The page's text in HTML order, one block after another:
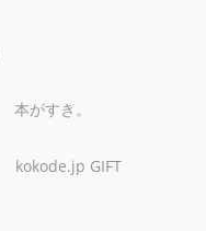
本がすき。
kokode.jp GIFT